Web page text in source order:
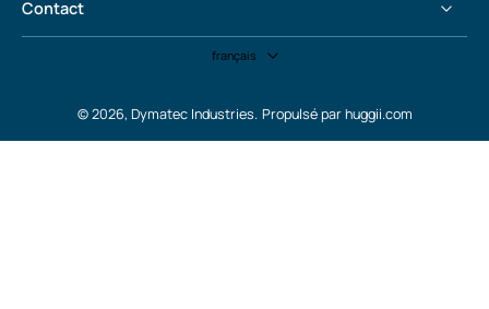
Contact
français
© 2026, Dymatec Industries. Propulsé par huggii.com